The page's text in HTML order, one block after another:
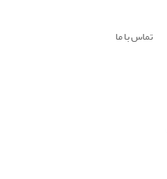
تماس با ما